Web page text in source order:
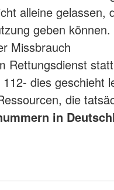
alleine gelassen,
geben können.
Missbrauch
Rettungsdienst statt
dies geschieht
die
in